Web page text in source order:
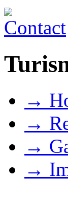
→
→
→
→